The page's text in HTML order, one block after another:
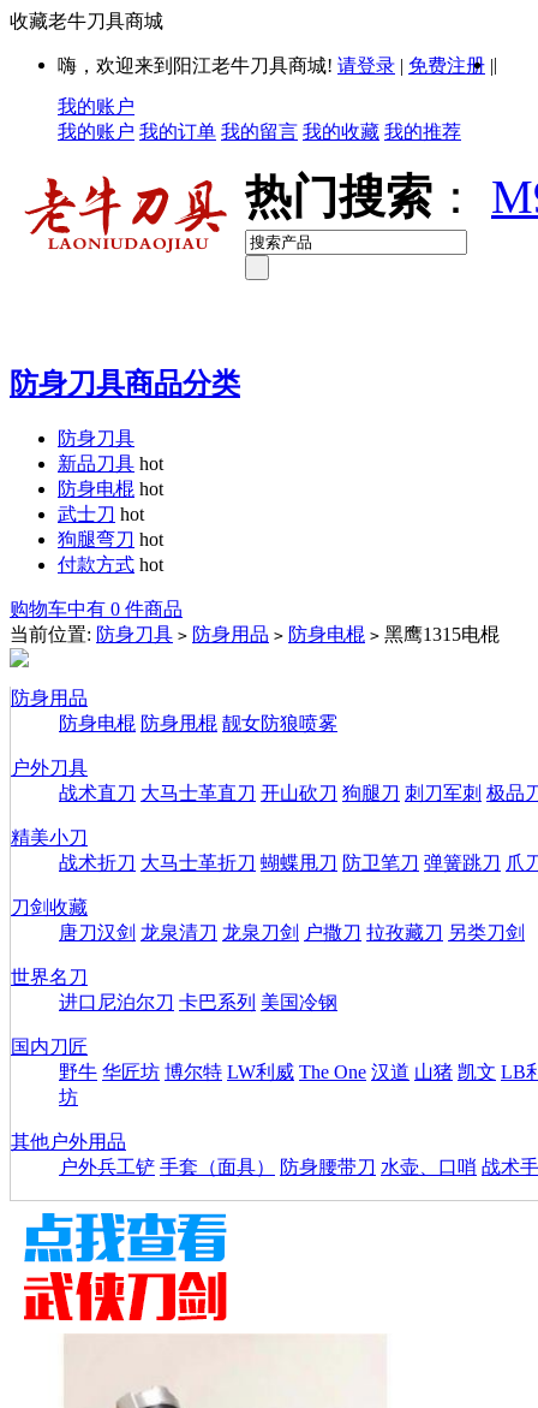
收藏老牛刀具商城
嗨，欢迎来到阳江老牛刀具商城! 请登录 | 免费注册 ||
我的账户
我的账户 我的订单 我的留言 我的收藏 我的推荐
热门搜索 ：
防身刀具商品分类
防身刀具
新品刀具 hot
防身电棍 hot
武士刀 hot
狗腿弯刀 hot
付款方式 hot
购物车中有 0 件商品
当前位置: 防身刀具 > 防身用品 > 防身电棍 > 黑鹰1315电棍
防身用品
防身电棍 防身甩棍 靓女防狼喷雾
户外刀具
战术直刀 大马士革直刀 开山砍刀 狗腿刀 刺刀军刺 极品
精美小刀
战术折刀 大马士革折刀 蝴蝶甩刀 防卫笔刀 弹簧跳刀 爪
刀剑收藏
唐刀汉剑 龙泉清刀 龙泉刀剑 户撒刀 拉孜藏刀 另类刀剑
世界名刀
进口尼泊尔刀 卡巴系列 美国冷钢
国内刀匠
野牛 华匠坊 博尔特 LW利威 The One 汉道 山猪 凯文 LB
坊
其他户外用品
户外兵工铲 手套（面具） 防身腰带刀 水壶、口哨 战术